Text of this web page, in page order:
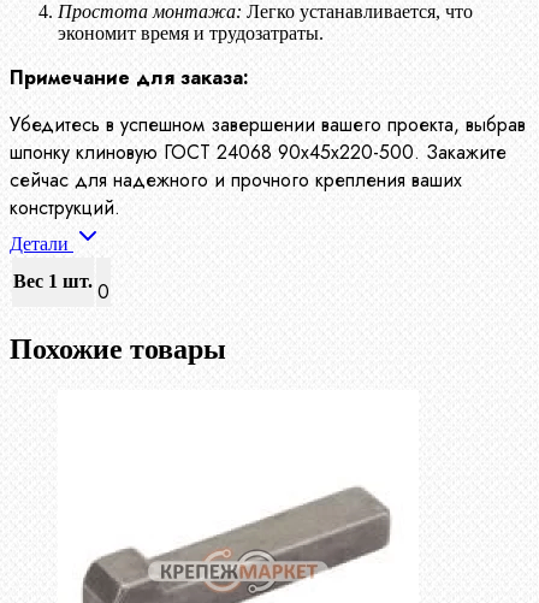
Простота монтажа: Легко устанавливается, что
экономит время и трудозатраты.
Примечание для заказа:
Убедитесь в успешном завершении вашего проекта, выбрав
шпонку клиновую ГОСТ 24068 90х45х220-500. Закажите
сейчас для надежного и прочного крепления ваших
конструкций.
Детали
Вес 1 шт. 0
Похожие товары